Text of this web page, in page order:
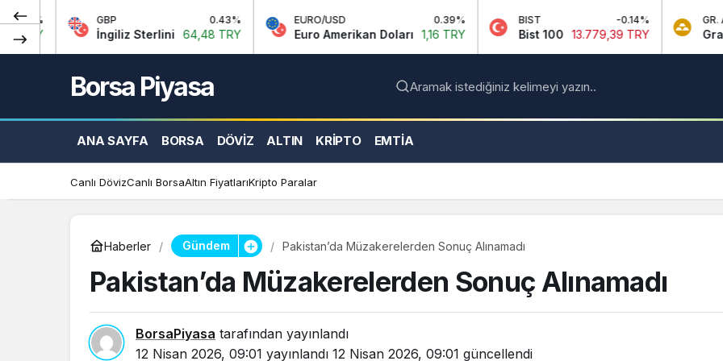
GBP
İngiliz Sterlini 64,48 TRY
EURO/USD
Euro Amerikan Doları 1,16 TRY
BIST -0.14%
Bist 100 13.779,39 TRY
GR. ALTIN
Gram Altın
Borsa Piyasa Aramak istediğiniz kelimeyi yazın..
ANA SAYFA BORSA DÖVIZ ALTIN KRIPTO EMTIA
Canlı DövizCanlı BorsaAltın FiyatlarıKripto Paralar
Haberler Gündem Pakistan’da Müzakerelerden Sonuç Alınamadı
Pakistan’da Müzakerelerden Sonuç Alınamadı
BorsaPiyasa tarafından yayınlandı
12 Nisan 2026, 09:01 yayınlandı 12 Nisan 2026, 09:01 güncellendi